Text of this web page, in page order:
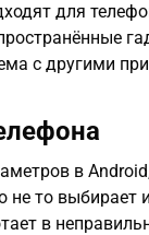
для
с другими
в
не то
в